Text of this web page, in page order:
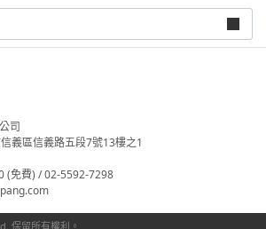
司
義區信義路五段7號13樓之1
(免費) / 02-5592-7298
保留所有權利。